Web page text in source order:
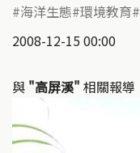
海洋生態 環境教育
2008-12-15 00:00
與 "高屏溪" 相關報導